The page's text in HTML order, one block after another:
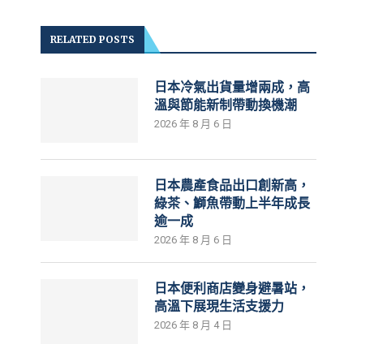
RELATED POSTS
日本冷氣出貨量增兩成，高
溫與節能新制帶動換機潮
2026 年 8 月 6 日
日本農產食品出口創新高，
綠茶、鰤魚帶動上半年成長
逾一成
2026 年 8 月 6 日
日本便利商店變身避暑站，
高溫下展現生活支援力
2026 年 8 月 4 日